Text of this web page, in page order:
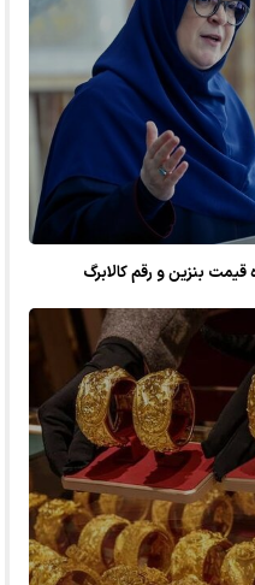
بنزین و رقم کالابرگ